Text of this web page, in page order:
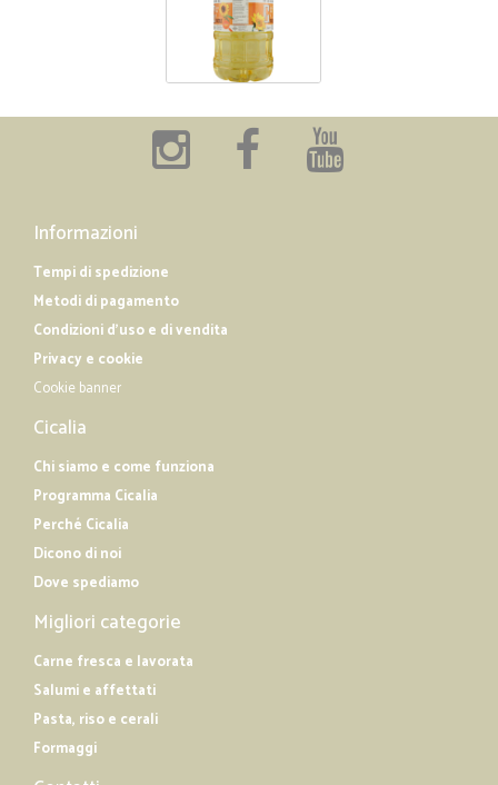
Informazioni
Tempi di spedizione
Metodi di pagamento
Condizioni d'uso e di vendita
Privacy e cookie
Cookie banner
Cicalia
Chi siamo e come funziona
Programma Cicalia
Perché Cicalia
Dicono di noi
Dove spediamo
Migliori categorie
Carne fresca e lavorata
Salumi e affettati
Pasta, riso e cerali
Formaggi